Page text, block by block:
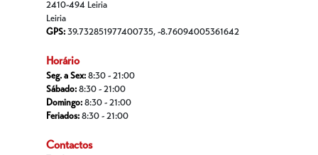
2410-494 Leiria
Leiria
GPS: 39.732851977400735, -8.76094005361642
Horário
Seg. a Sex: 8:30 - 21:00
Sábado: 8:30 - 21:00
Domingo: 8:30 - 21:00
Feriados: 8:30 - 21:00
Contactos